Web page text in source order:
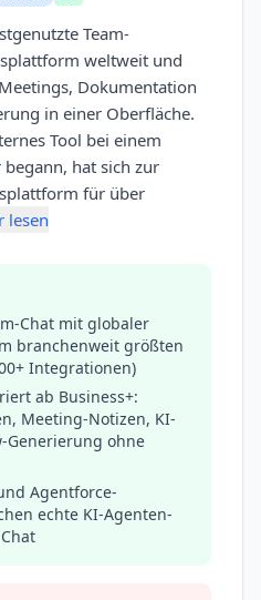
Team-
weltweit und
Dokumentation
in einer Oberfläche.
Tool bei einem
hat sich zur
für über
lesen
Chat mit globaler
branchenweit größten
Integrationen)
ab Business+:
Meeting-Notizen, KI-
Generierung ohne
Agentforce-
echte KI-Agenten-